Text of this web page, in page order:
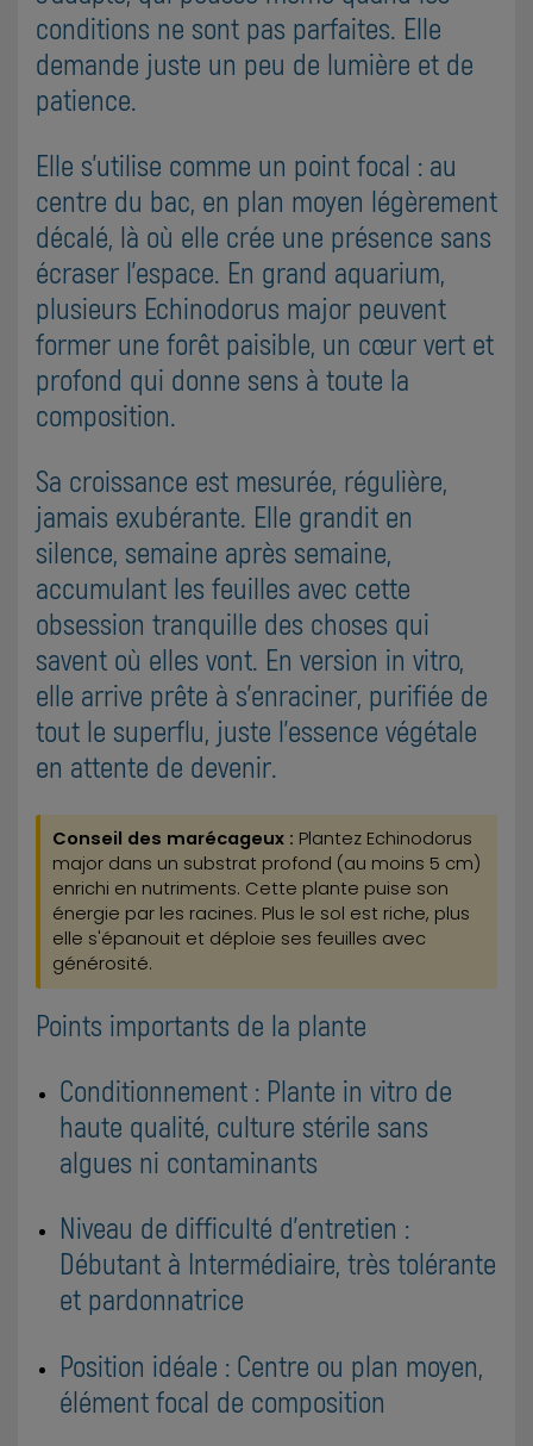
conditions ne sont pas parfaites. Elle
demande juste un peu de lumière et de
patience.
Elle s'utilise comme un point focal : au
centre du bac, en plan moyen légèrement
décalé, là où elle crée une présence sans
écraser l'espace. En grand aquarium,
plusieurs Echinodorus major peuvent
former une forêt paisible, un cœur vert et
profond qui donne sens à toute la
composition.
Sa croissance est mesurée, régulière,
jamais exubérante. Elle grandit en
silence, semaine après semaine,
accumulant les feuilles avec cette
obsession tranquille des choses qui
savent où elles vont. En version in vitro,
elle arrive prête à s'enraciner, purifiée de
tout le superflu, juste l'essence végétale
en attente de devenir.
Conseil des marécageux : Plantez Echinodorus
major dans un substrat profond (au moins 5 cm)
enrichi en nutriments. Cette plante puise son
énergie par les racines. Plus le sol est riche, plus
elle s'épanouit et déploie ses feuilles avec
générosité.
Points importants de la plante
Conditionnement : Plante in vitro de
haute qualité, culture stérile sans
algues ni contaminants
Niveau de difficulté d'entretien :
Débutant à Intermédiaire, très tolérante
et pardonnatrice
Position idéale : Centre ou plan moyen,
élément focal de composition